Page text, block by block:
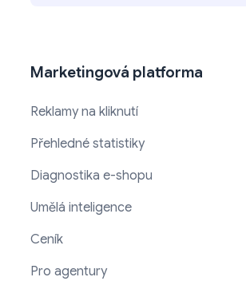
Marketingová platforma
Reklamy na kliknutí
Přehledné statistiky
Diagnostika e-shopu
Umělá inteligence
Ceník
Pro agentury